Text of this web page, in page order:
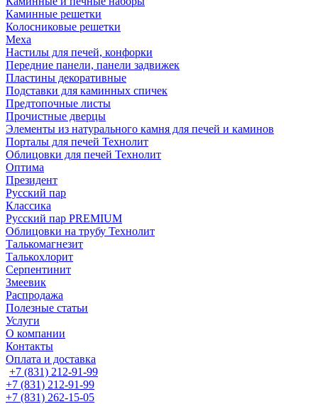
Каминные решетки
Колосниковые решетки
Меха
Настилы для печей, конфорки
Передние панели, панели задвижек
Пластины декоративные
Подставки для каминных спичек
Предтопочные листы
Прочистные дверцы
Элементы из натурального камня для печей и каминов
Порталы для печей Технолит
Облицовки для печей Технолит
Оптима
Президент
Русский пар
Классика
Русский пар PREMIUM
Облицовки на трубу Технолит
Талькомагнезит
Талькохлорит
Серпентинит
Змеевик
Распродажа
Полезные статьи
Услуги
О компании
Контакты
Оплата и доставка
+7 (831) 212-91-99
+7 (831) 212-91-99
+7 (831) 262-15-05